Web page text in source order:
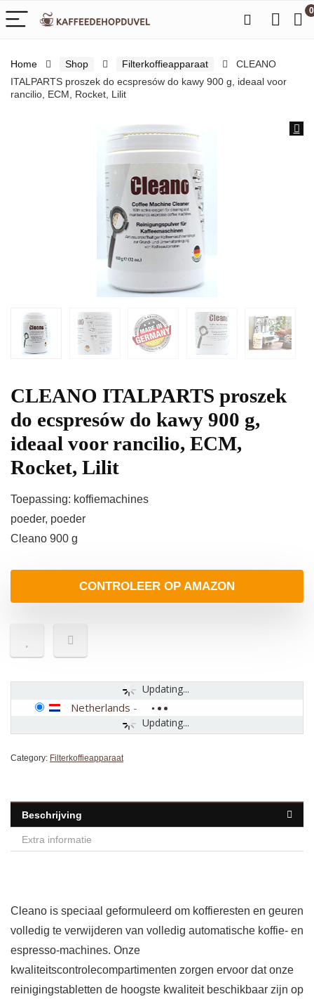
0
Home Shop Filterkoffieapparaat
CLEANO
ITALPARTS proszek do ecspresów do kawy 900 g, ideaal voor
rancilio, ECM, Rocket, Lilit
CLEANO ITALPARTS proszek
do ecspresów do kawy 900 g,
ideaal voor rancilio, ECM,
Rocket, Lilit
Toepassing: koffiemachines
poeder, poeder
Cleano 900 g
CONTROLEER OP AMAZON
Updating...
Updating...
Netherlands -
Category: Filterkoffieapparaat
Beschrijving
Extra informatie
Cleano is speciaal geformuleerd om koffieresten en geuren
volledig te verwijderen van volledig automatische koffie- en
espresso-machines. Onze
kwaliteitscontrolecompartimenten zorgen ervoor dat onze
reinigingstabletten de hoogste kwaliteit beschikbaar zijn op